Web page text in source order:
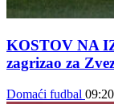
KOSTOV NA
zagrizao za
Domaći fudbal 09:20